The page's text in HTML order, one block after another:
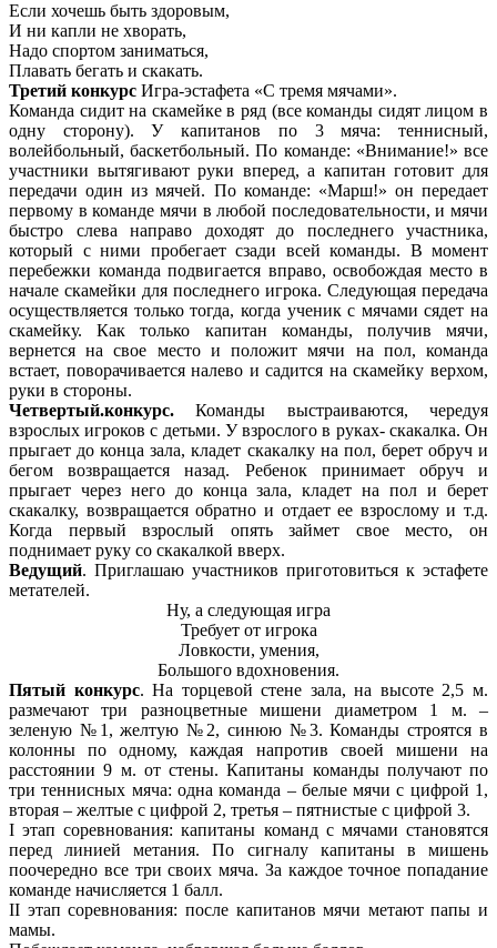
Если хочешь быть здоровым,
И ни капли не хворать,
Надо спортом заниматься,
Плавать бегать и скакать.
Третий конкурс Игра-эстафета «С тремя мячами».
Команда сидит на скамейке в ряд (все команды сидят лицом в
одну сторону). У капитанов по 3 мяча: теннисный,
волейбольный, баскетбольный. По команде: «Внимание!» все
участники вытягивают руки вперед, а капитан готовит для
передачи один из мячей. По команде: «Марш!» он передает
первому в команде мячи в любой последовательности, и мячи
быстро слева направо доходят до последнего участника,
который с ними пробегает сзади всей команды. В момент
перебежки команда подвигается вправо, освобождая место в
начале скамейки для последнего игрока. Следующая передача
осуществляется только тогда, когда ученик с мячами сядет на
скамейку. Как только капитан команды, получив мячи,
вернется на свое место и положит мячи на пол, команда
встает, поворачивается налево и садится на скамейку верхом,
руки в стороны.
Четвертый.конкурс. Команды выстраиваются, чередуя
взрослых игроков с детьми. У взрослого в руках- скакалка. Он
прыгает до конца зала, кладет скакалку на пол, берет обруч и
бегом возвращается назад. Ребенок принимает обруч и
прыгает через него до конца зала, кладет на пол и берет
скакалку, возвращается обратно и отдает ее взрослому и т.д.
Когда первый взрослый опять займет свое место, он
поднимает руку со скакалкой вверх.
Ведущий. Приглашаю участников приготовиться к эстафете
метателей.
Ну, а следующая игра
Требует от игрока
Ловкости, умения,
Большого вдохновения.
Пятый конкурс. На торцевой стене зала, на высоте 2,5 м.
размечают три разноцветные мишени диаметром 1 м. –
зеленую №1, желтую №2, синюю №3. Команды строятся в
колонны по одному, каждая напротив своей мишени на
расстоянии 9 м. от стены. Капитаны команды получают по
три теннисных мяча: одна команда – белые мячи с цифрой 1,
вторая – желтые с цифрой 2, третья – пятнистые с цифрой 3.
I этап соревнования: капитаны команд с мячами становятся
перед линией метания. По сигналу капитаны в мишень
поочередно все три своих мяча. За каждое точное попадание
команде начисляется 1 балл.
II этап соревнования: после капитанов мячи метают папы и
мамы.